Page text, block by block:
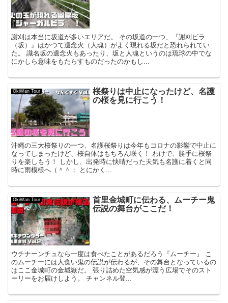
謝刈は本当に坂道が多いエリアだ。 その坂道の一つ、『謝刈ビラ
（坂）』はかつて遺念火（人魂）がよく現れる坂だと恐れられてい
た。 識名坂の遺念火もあったり、坂と人魂というのは琉球の中でな
にかしら意味をもたらすものだったのかもし...
OkiWan Tour
桜祭りは中止になったけど、名護
の桜を見に行こう！
沖縄の三大桜祭りの一つ、名護桜祭りは今年もコロナの影響で中止に
なってしまったけど、桜自体はもちろん咲く！ わけで、勝手に桜祭
りを楽しもう！ しかし、出発時に快晴だった天気も名護に着くと同
時に雨模様へ（＾＾； とにかく...
OkiWan Tour
首里金城町に伝わる、ムーチー鬼
伝説の舞台がここだ！
ウチナーンチュなら一度は食べたことがあるだろう『ムーチー』 こ
のムーチーには人食い鬼の伝説が伝わるが、その舞台となっているの
はここ金城町の金城嶽だ。 張り詰めた空気感が漂う広場でそのスト
ーリーをお届けしよう。 チャンネル登...